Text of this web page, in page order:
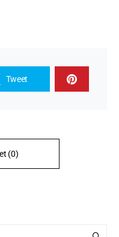
Tweet
(0)